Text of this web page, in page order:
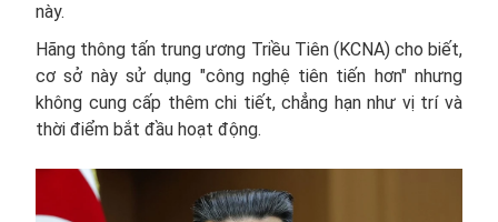
này.
Hãng thông tấn trung ương Triều Tiên (KCNA) cho biết,
cơ sở này sử dụng "công nghệ tiên tiến hơn" nhưng
không cung cấp thêm chi tiết, chẳng hạn như vị trí và
thời điểm bắt đầu hoạt động.